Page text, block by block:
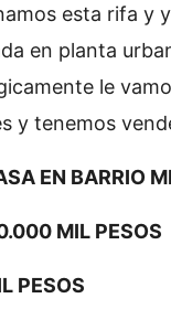
esta rifa y
en planta
le
y tenemos
EN BARRIO
MIL PESOS
PESOS